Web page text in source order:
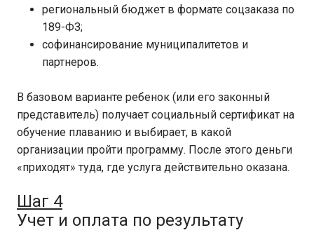
региональный бюджет в формате соцзаказа по
189-ФЗ;
софинансирование муниципалитетов и
партнеров.
В базовом варианте ребенок (или его законный
представитель) получает социальный сертификат на
обучение плаванию и выбирает, в какой
организации пройти программу. После этого деньги
«приходят» туда, где услуга действительно оказана.
Шаг 4
Учет и оплата по результату